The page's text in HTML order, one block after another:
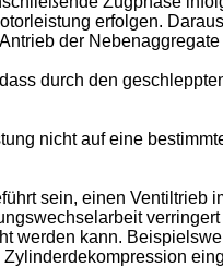
erfolgen.
der
durch den
nicht auf eine
sein, einen Ventiltrieb
werden kann.